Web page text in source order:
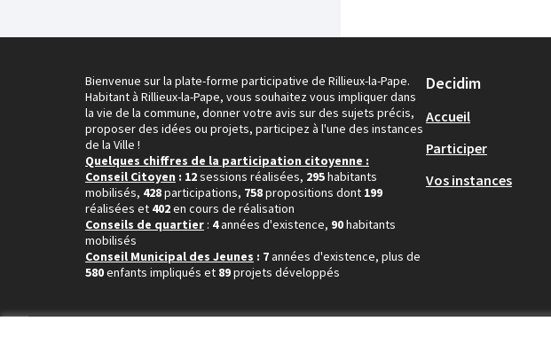
Bienvenue sur la plate-forme participative de Rillieux-la-Pape.
Habitant à Rillieux-la-Pape, vous souhaitez vous impliquer dans
la vie de la commune, donner votre avis sur des sujets précis,
proposer des idées ou projets, participez à l'une des instances
de la Ville !
Quelques chiffres de la participation citoyenne :
Conseil Citoyen : 12sessions réalisées, 295habitants
mobilisés, 428participations, 758propositions dont 199
réalisées et 402en cours de réalisation
Conseils de quartier : 4années d'existence, 90habitants
mobilisés
Conseil Municipal des Jeunes : 7années d'existence, plus de
580enfants impliqués et 89projets développés
Decidim
Accueil
Participer
Vos instances